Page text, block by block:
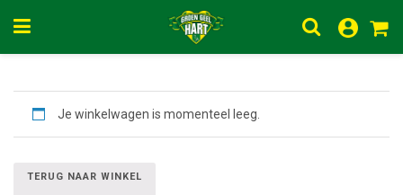
Je winkelwagen is momenteel leeg.
TERUG NAAR WINKEL